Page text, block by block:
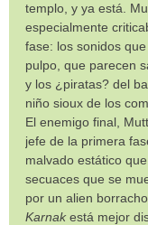
templo, y ya está.
especialmente
fase: los sonidos
pulpo, que parecen
y los ¿piratas? del
niño sioux de los
El enemigo final,
jefe de la primera
malvado estático
secuaces que se
por un alien
Karnakestá mejor